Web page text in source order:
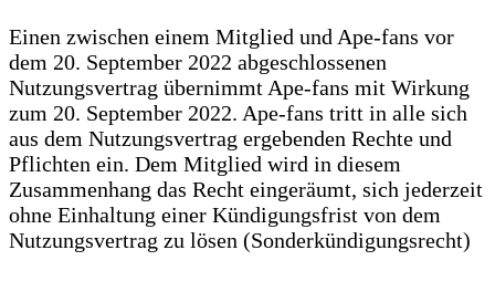
Einen zwischen einem Mitglied und Ape-fans vor
dem 20. September 2022 abgeschlossenen
Nutzungsvertrag übernimmt Ape-fans mit Wirkung
zum 20. September 2022. Ape-fans tritt in alle sich
aus dem Nutzungsvertrag ergebenden Rechte und
Pflichten ein. Dem Mitglied wird in diesem
Zusammenhang das Recht eingeräumt, sich jederzeit
ohne Einhaltung einer Kündigungsfrist von dem
Nutzungsvertrag zu lösen (Sonderkündigungsrecht)